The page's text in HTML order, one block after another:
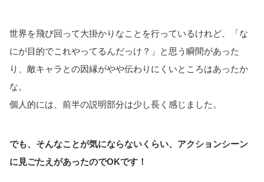
世界を飛び回って大掛かりなことを行っているけれど、「な
にが目的でこれやってるんだっけ？」と思う瞬間があった
り、敵キャラとの因縁がやや伝わりにくいところはあったか
な。
個人的には、前半の説明部分は少し長く感じました。
でも、そんなことが気にならないくらい、アクションシーン
に見ごたえがあったのでOKです！